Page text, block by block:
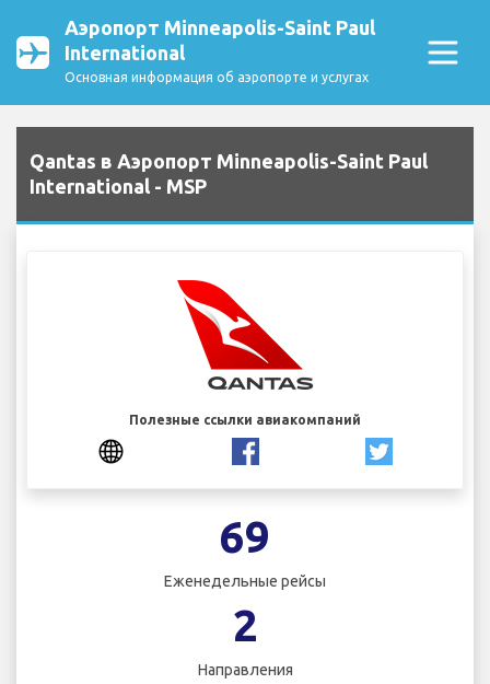
Аэропорт Minneapolis-Saint Paul
International
Основная информация об аэропорте и услугах
Qantas в Аэропорт Minneapolis-Saint Paul
International - MSP
Полезные ссылки авиакомпаний
69
Еженедельные рейсы
2
Направления